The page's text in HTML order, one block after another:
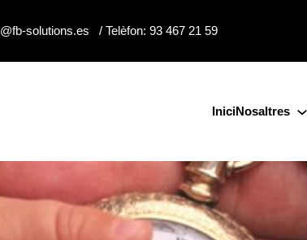
solutions.es / Telèfon: 93 467 21 59
IniciNosaltres